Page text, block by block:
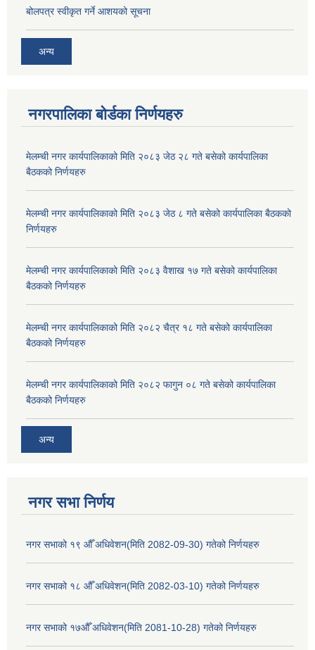
बोलपत्र स्वीकृत गर्ने आशयको सूचना
अन्य
नगरपालिका बोर्डका निर्णयहरु
मेलम्ची नगर कार्यपालिकाको मिति २०८३ जेठ २८ गते बसेको कार्यपालिका
बैठकको निर्णयहरु
मेलम्ची नगर कार्यपालिकाको मिति २०८३ जेठ ८ गते बसेको कार्यपालिका बैठकको
निर्णयहरु
मेलम्ची नगर कार्यपालिकाको मिति २०८३ वैशाख १७ गते बसेको कार्यपालिका
बैठकको निर्णयहरु
मेलम्ची नगर कार्यपालिकाको मिति २०८२ चैत्र १८ गते बसेको कार्यपालिका
बैठकको निर्णयहरु
मेलम्ची नगर कार्यपालिकाको मिति २०८२ फागुन ०८ गते बसेको कार्यपालिका
बैठकको निर्णयहरु
अन्य
नगर सभा निर्णय
नगर सभाको १९ औँ अधिवेशन(मिति 2082-09-30) गतेको निर्णयहरु
नगर सभाको १८ औँ अधिवेशन(मिति 2082-03-10) गतेको निर्णयहरु
नगर सभाको १७औँ अधिवेशन(मिति 2081-10-28) गतेको निर्णयहरु